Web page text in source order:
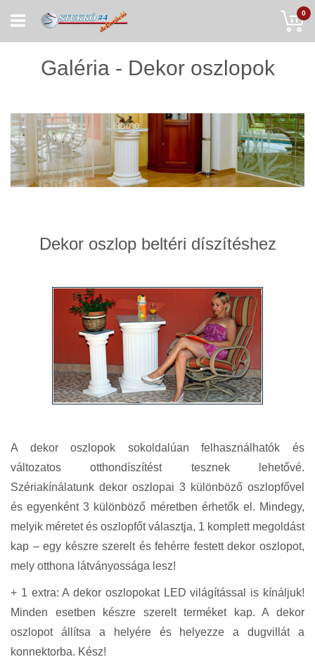
to
0
Galéria - Dekor oszlopok
Dekor oszlop beltéri díszítéshez
A dekor oszlopok sokoldalúan felhasználhatók és
változatos otthondíszítést tesznek lehetővé.
Szériakínálatunk dekor oszlopai 3 különböző oszlopfővel
és egyenként 3 különböző méretben érhetők el. Mindegy,
melyik méretet és oszlopfőt választja, 1 komplett megoldást
kap – egy készre szerelt és fehérre festett dekor oszlopot,
mely otthona látványossága lesz!
+ 1 extra: A dekor oszlopokat LED világítással is kínáljuk!
Minden esetben készre szerelt terméket kap. A dekor
oszlopot állítsa a helyére és helyezze a dugvillát a
konnektorba. Kész!